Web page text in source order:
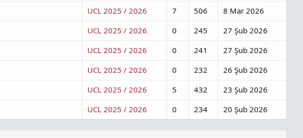
UCL 2025 / 2026 7 506 8 Mar 2026
UCL 2025 / 2026 0 245 27 Şub 2026
UCL 2025 / 2026 0 241 27 Şub 2026
UCL 2025 / 2026 0 232 26 Şub 2026
UCL 2025 / 2026 5 432 23 Şub 2026
UCL 2025 / 2026 0 234 20 Şub 2026